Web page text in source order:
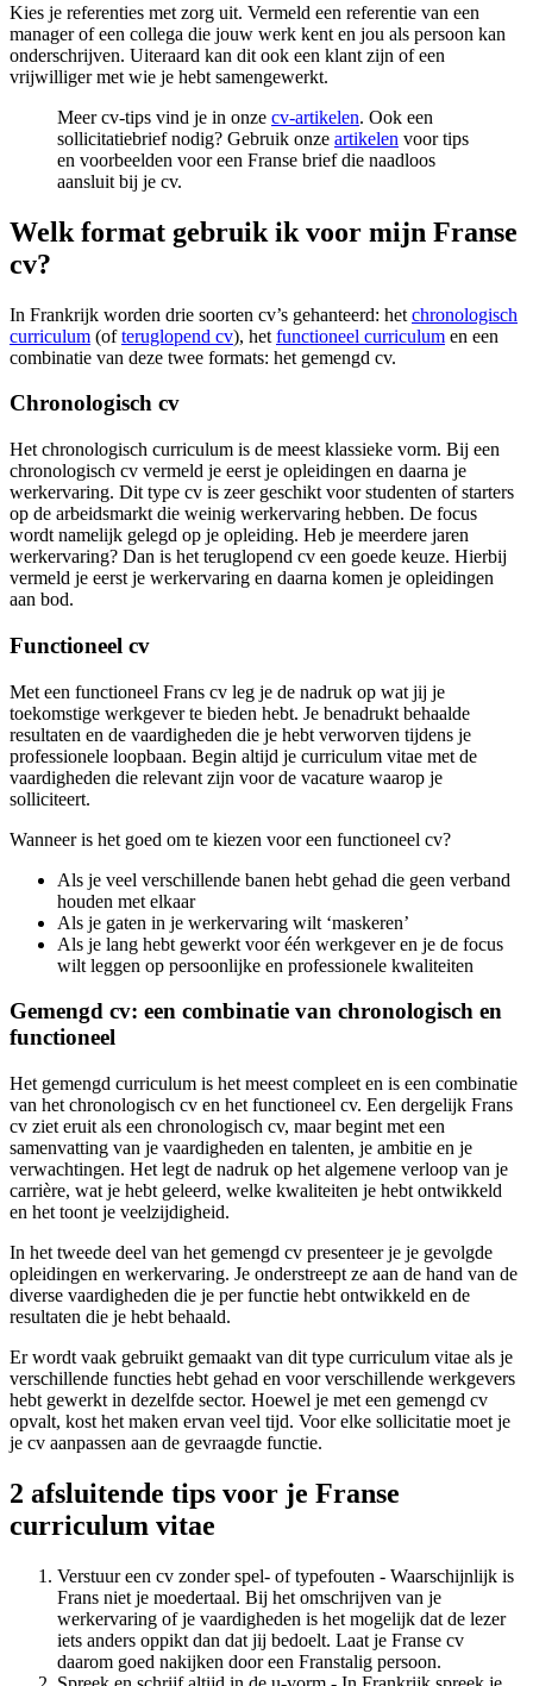
Kies je referenties met zorg uit. Vermeld een referentie van een
manager of een collega die jouw werk kent en jou als persoon kan
onderschrijven. Uiteraard kan dit ook een klant zijn of een
vrijwilliger met wie je hebt samengewerkt.
Meer cv-tips vind je in onze cv-artikelen. Ook een
sollicitatiebrief nodig? Gebruik onze artikelen voor tips
en voorbeelden voor een Franse brief die naadloos
aansluit bij je cv.
Welk format gebruik ik voor mijn Franse
cv?
In Frankrijk worden drie soorten cv’s gehanteerd: het chronologisch
curriculum (ofteruglopend cv), het functioneel curriculum en een
combinatie van deze twee formats: het gemengd cv.
Chronologisch cv
Het chronologisch curriculum is de meest klassieke vorm. Bij een
chronologisch cv vermeld je eerst je opleidingen en daarna je
werkervaring. Dit type cv is zeer geschikt voor studenten of starters
op de arbeidsmarkt die weinig werkervaring hebben. De focus
wordt namelijk gelegd op je opleiding. Heb je meerdere jaren
werkervaring? Dan is het teruglopend cv een goede keuze. Hierbij
vermeld je eerst je werkervaring en daarna komen je opleidingen
aan bod.
Functioneel cv
Met een functioneel Frans cv leg je de nadruk op wat jij je
toekomstige werkgever te bieden hebt. Je benadrukt behaalde
resultaten en de vaardigheden die je hebt verworven tijdens je
professionele loopbaan. Begin altijd je curriculum vitae met de
vaardigheden die relevant zijn voor de vacature waarop je
solliciteert.
Wanneer is het goed om te kiezen voor een functioneel cv?
Als je veel verschillende banen hebt gehad die geen verband
houden met elkaar
Als je gaten in je werkervaring wilt ‘maskeren’
Als je lang hebt gewerkt voor één werkgever en je de focus
wilt leggen op persoonlijke en professionele kwaliteiten
Gemengd cv: een combinatie van chronologisch en
functioneel
Het gemengd curriculum is het meest compleet en is een combinatie
van het chronologisch cv en het functioneel cv. Een dergelijk Frans
cv ziet eruit als een chronologisch cv, maar begint met een
samenvatting van je vaardigheden en talenten, je ambitie en je
verwachtingen. Het legt de nadruk op het algemene verloop van je
carrière, wat je hebt geleerd, welke kwaliteiten je hebt ontwikkeld
en het toont je veelzijdigheid.
In het tweede deel van het gemengd cv presenteer je je gevolgde
opleidingen en werkervaring. Je onderstreept ze aan de hand van de
diverse vaardigheden die je per functie hebt ontwikkeld en de
resultaten die je hebt behaald.
Er wordt vaak gebruikt gemaakt van dit type curriculum vitae als je
verschillende functies hebt gehad en voor verschillende werkgevers
hebt gewerkt in dezelfde sector. Hoewel je met een gemengd cv
opvalt, kost het maken ervan veel tijd. Voor elke sollicitatie moet je
je cv aanpassen aan de gevraagde functie.
2 afsluitende tips voor je Franse
curriculum vitae
Verstuur een cv zonder spel- of typefouten - Waarschijnlijk is
Frans niet je moedertaal. Bij het omschrijven van je
werkervaring of je vaardigheden is het mogelijk dat de lezer
iets anders oppikt dan dat jij bedoelt. Laat je Franse cv
daarom goed nakijken door een Franstalig persoon.